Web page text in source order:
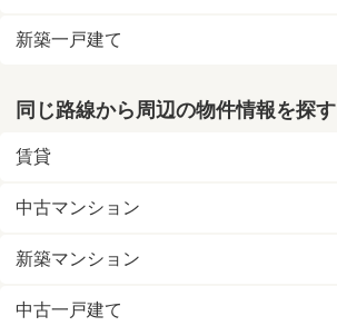
新築一戸建て
同じ路線から周辺の物件情報を探す
賃貸
中古マンション
新築マンション
中古一戸建て